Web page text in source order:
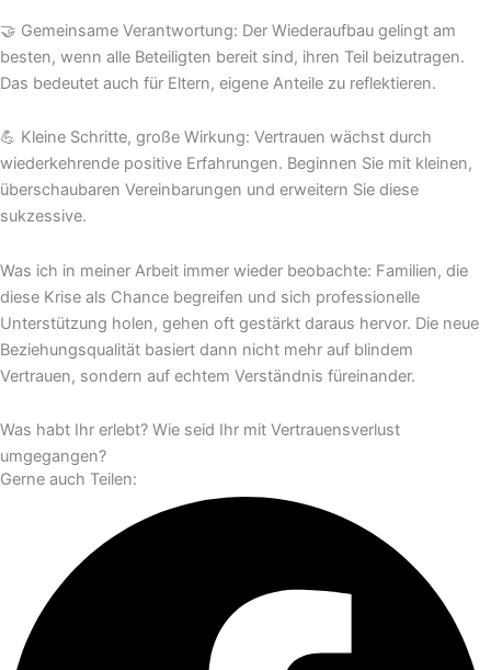
🤝 Gemeinsame Verantwortung: Der Wiederaufbau gelingt am
besten, wenn alle Beteiligten bereit sind, ihren Teil beizutragen.
Das bedeutet auch für Eltern, eigene Anteile zu reflektieren.
💪 Kleine Schritte, große Wirkung: Vertrauen wächst durch
wiederkehrende positive Erfahrungen. Beginnen Sie mit kleinen,
überschaubaren Vereinbarungen und erweitern Sie diese
sukzessive.
Was ich in meiner Arbeit immer wieder beobachte: Familien, die
diese Krise als Chance begreifen und sich professionelle
Unterstützung holen, gehen oft gestärkt daraus hervor. Die neue
Beziehungsqualität basiert dann nicht mehr auf blindem
Vertrauen, sondern auf echtem Verständnis füreinander.
Was habt Ihr erlebt? Wie seid Ihr mit Vertrauensverlust
umgegangen?
Gerne auch Teilen: